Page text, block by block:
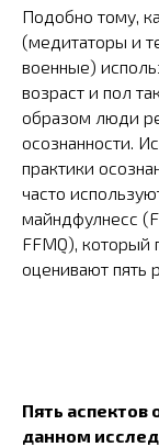
Подобно тому,
(медитаторы и
военные)
возраст и пол
образом люди
осознанности.
практики
часто
майндфулнесс
FFMQ), который
оценивают пять
Пять аспектов
данном